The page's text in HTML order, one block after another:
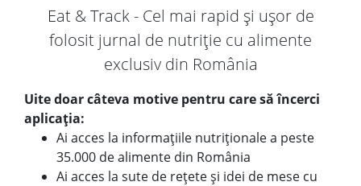
Eat & Track - Cel mai rapid și ușor de
folosit jurnal de nutriție cu alimente
exclusiv din România
Uite doar câteva motive pentru care să încerci
aplicația:
Ai acces la informațiile nutriționale a peste
35.000 de alimente din România
Ai acces la sute de rețete și idei de mese cu